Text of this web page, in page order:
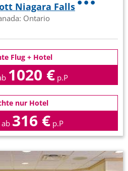
Niagara Falls
Ontario
Flug + Hotel
1020 € p.P
nur Hotel
316 € p.P